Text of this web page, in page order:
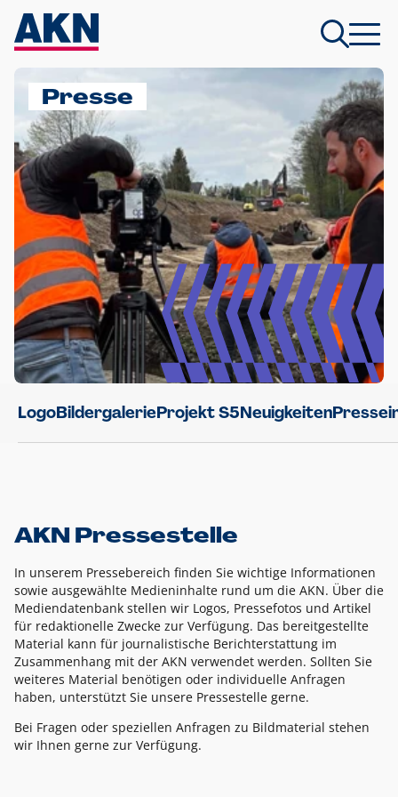
Presse
LogoBildergalerieProjekt S5Neuigkeiten
AKN Pressestelle
In unserem Pressebereich finden Sie wichtige Informationen
sowie ausgewählte Medieninhalte rund um die AKN. Über die
Mediendatenbank stellen wir Logos, Pressefotos und Artikel
für redaktionelle Zwecke zur Verfügung. Das bereitgestellte
Material kann für journalistische Berichterstattung im
Zusammenhang mit der AKN verwendet werden. Sollten Sie
weiteres Material benötigen oder individuelle Anfragen
haben, unterstützt Sie unsere Pressestelle gerne.
Bei Fragen oder speziellen Anfragen zu Bildmaterial stehen
wir Ihnen gerne zur Verfügung.